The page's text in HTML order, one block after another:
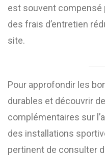
est souvent compensé
des frais d’entretien
site.
Pour approfondir les
durables et découvrir
complémentaires sur
des installations
pertinent de consulter